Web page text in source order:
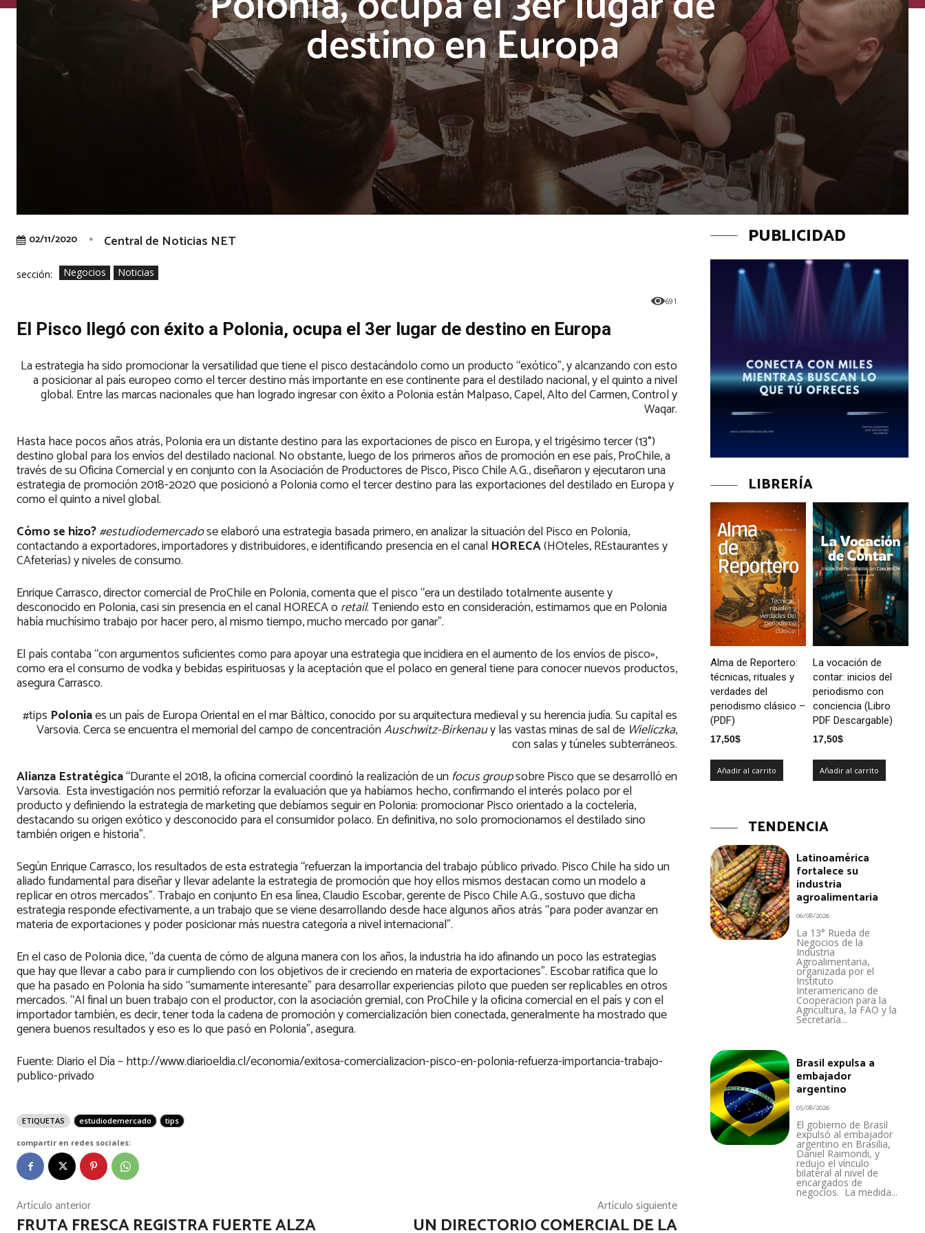
destino en Europa
02/11/2020 Central de Noticias NET
sección: Negocios Noticias
691
El Pisco llegó con éxito a Polonia, ocupa el 3er lugar de destino en Europa
La estrategia ha sido promocionar la versatilidad que tiene el pisco destacándolo como un producto “exótico”, y alcanzando con esto
a posicionar al país europeo como el tercer destino más importante en ese continente para el destilado nacional, y el quinto a nivel
global. Entre las marcas nacionales que han logrado ingresar con éxito a Polonia están Malpaso, Capel, Alto del Carmen, Control y
Waqar.
Hasta hace pocos años atrás, Polonia era un distante destino para las exportaciones de pisco en Europa, y el trigésimo tercer (13°)
destino global para los envíos del destilado nacional. No obstante, luego de los primeros años de promoción en ese país, ProChile, a
través de su Oficina Comercial y en conjunto con la Asociación de Productores de Pisco, Pisco Chile A.G., diseñaron y ejecutaron una
estrategia de promoción 2018-2020 que posicionó a Polonia como el tercer destino para las exportaciones del destilado en Europa y
como el quinto a nivel global.
Cómo se hizo?#estudiodemercadose elaboró una estrategia basada primero, en analizar la situación del Pisco en Polonia,
contactando a exportadores, importadores y distribuidores, e identificando presencia en el canal HORECA(HOteles, REstaurantes y
CAfeterías) y niveles de consumo.
Enrique Carrasco, director comercial de ProChile en Polonia, comenta que el pisco “era un destilado totalmente ausente y
desconocido en Polonia, casi sin presencia en el canal HORECA o retail. Teniendo esto en consideración, estimamos que en Polonia
había muchísimo trabajo por hacer pero, al mismo tiempo, mucho mercado por ganar”.
El país contaba “con argumentos suficientes como para apoyar una estrategia que incidiera en el aumento de los envíos de pisco»,
como era el consumo de vodka y bebidas espirituosas y la aceptación que el polaco en general tiene para conocer nuevos productos,
asegura Carrasco.
#tips Poloniaes un país de Europa Oriental en el mar Báltico, conocido por su arquitectura medieval y su herencia judía. Su capital es
Varsovia. Cerca se encuentra el memorial del campo de concentraciónAuschwitz-Birkenauy las vastas minas de sal de Wieliczka,
con salas y túneles subterráneos.
Alianza Estratégica“Durante el 2018, la oficina comercial coordinó la realización de unfocus groupsobre Pisco que se desarrolló en
Varsovia. Esta investigación nos permitió reforzar la evaluación que ya habíamos hecho, confirmando el interés polaco por el
producto y definiendo la estrategia de marketing que debíamos seguir en Polonia: promocionar Pisco orientado a la coctelería,
destacando su origen exótico y desconocido para el consumidor polaco. En definitiva, no solo promocionamos el destilado sino
también origen e historia”.
Según Enrique Carrasco, los resultados de esta estrategia “refuerzan la importancia del trabajo público privado. Pisco Chile ha sido un
aliado fundamental para diseñar y llevar adelante la estrategia de promoción que hoy ellos mismos destacan como un modelo a
replicar en otros mercados”. Trabajo en conjunto En esa línea, Claudio Escobar, gerente de Pisco Chile A.G., sostuvo que dicha
estrategia responde efectivamente, a un trabajo que se viene desarrollando desde hace algunos años atrás “para poder avanzar en
materia de exportaciones y poder posicionar más nuestra categoría a nivel internacional”.
En el caso de Polonia dice, “da cuenta de cómo de alguna manera con los años, la industria ha ido afinando un poco las estrategias
que hay que llevar a cabo para ir cumpliendo con los objetivos de ir creciendo en materia de exportaciones”. Escobar ratifica que lo
que ha pasado en Polonia ha sido “sumamente interesante” para desarrollar experiencias piloto que pueden ser replicables en otros
mercados. “Al final un buen trabajo con el productor, con la asociación gremial, con ProChile y la oficina comercial en el país y con el
importador también, es decir, tener toda la cadena de promoción y comercialización bien conectada, generalmente ha mostrado que
genera buenos resultados y eso es lo que pasó en Polonia”, asegura.
Fuente: Diario el Día – http://www.diarioeldia.cl/economia/exitosa-comercializacion-pisco-en-polonia-refuerza-importancia-trabajo-
publico-privado
ETIQUETAS estudiodemercado tips
compartir en redes sociales:
Artículo anterior
FRUTA FRESCA REGISTRA FUERTE ALZA
Artículo siguiente
UN DIRECTORIO COMERCIAL DE LA
PUBLICIDAD
LIBRERÍA
Alma de Reportero:
técnicas, rituales y
verdades del
periodismo clásico –
(PDF)
17,50$
Añadir al carrito
La vocación de
contar: inicios del
periodismo con
conciencia (Libro
PDF Descargable)
17,50$
Añadir al carrito
TENDENCIA
Latinoamérica
fortalece su
industria
agroalimentaria
06/08/2026
La 13° Rueda de
Negocios de la
Industria
Agroalimentaria,
organizada por el
Instituto
Interamericano de
Cooperacion para la
Agricultura, la FAO y la
Secretaría...
Brasil expulsa a
embajador
argentino
05/08/2026
El gobierno de Brasil
expulsó al embajador
argentino en Brasilia,
Daniel Raimondi, y
redujo el vínculo
bilateral al nivel de
encargados de
negocios. La medida...